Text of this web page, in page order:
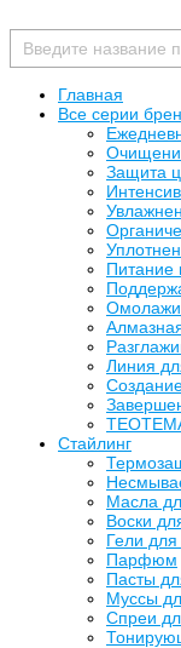
Главная
Все серии
Защита
Питание
Линия
Стайлинг
Масла
Воски
Гели для
Парфюм
Пасты
Муссы
Спреи